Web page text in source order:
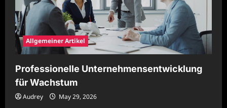
Allgemeiner Artikel
Professionelle Unternehmensentwicklung
für Wachstum
Audrey May 29, 2026